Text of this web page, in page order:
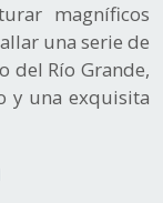
magníficos
una serie de
del Río Grande,
y una exquisita